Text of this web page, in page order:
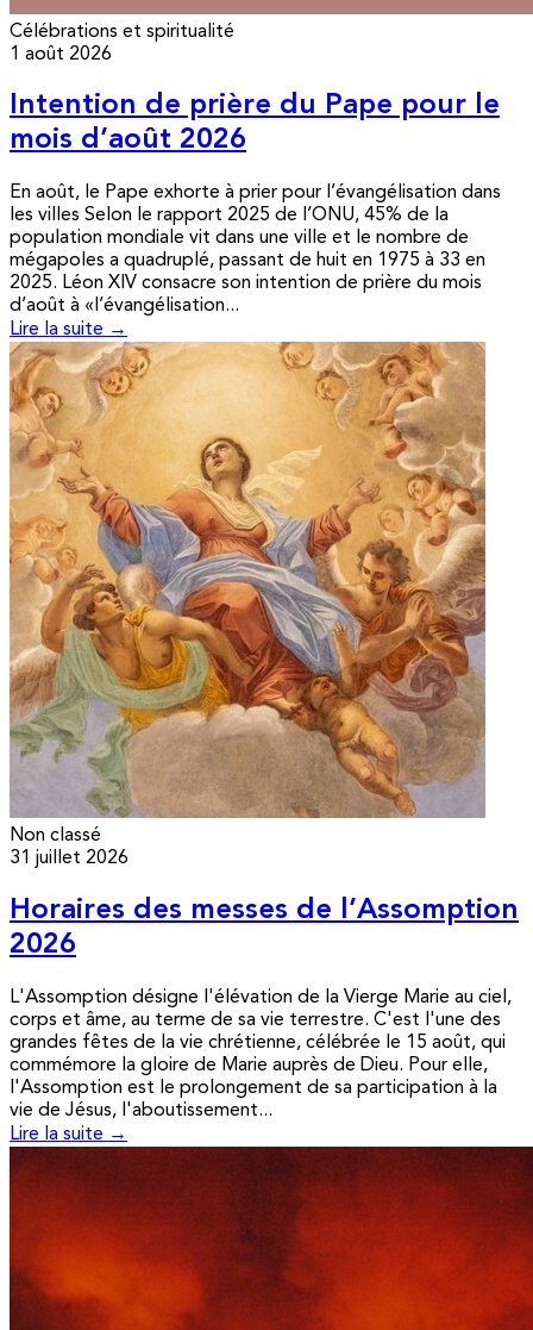
Célébrations et spiritualité
1 août 2026
Intention de prière du Pape pour le
mois d’août 2026
En août, le Pape exhorte à prier pour l’évangélisation dans
les villes Selon le rapport 2025 de l’ONU, 45% de la
population mondiale vit dans une ville et le nombre de
mégapoles a quadruplé, passant de huit en 1975 à 33 en
2025. Léon XIV consacre son intention de prière du mois
d’août à «l’évangélisation...
Lire la suite →
Non classé
31 juillet 2026
Horaires des messes de l’Assomption
2026
L'Assomption désigne l'élévation de la Vierge Marie au ciel,
corps et âme, au terme de sa vie terrestre. C'est l'une des
grandes fêtes de la vie chrétienne, célébrée le 15 août, qui
commémore la gloire de Marie auprès de Dieu. Pour elle,
l'Assomption est le prolongement de sa participation à la
vie de Jésus, l'aboutissement...
Lire la suite →